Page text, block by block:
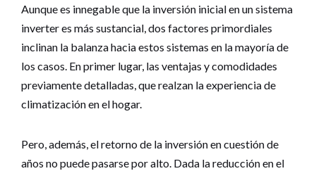
Aunque es innegable que la inversión inicial en un sistema
inverter es más sustancial, dos factores primordiales
inclinan la balanza hacia estos sistemas en la mayoría de
los casos. En primer lugar, las ventajas y comodidades
previamente detalladas, que realzan la experiencia de
climatización en el hogar.
Pero, además, el retorno de la inversión en cuestión de
años no puede pasarse por alto. Dada la reducción en el